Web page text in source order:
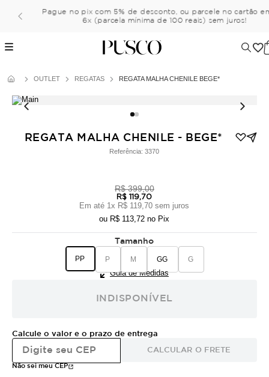
Pague no pix com 5% de desconto, ou parcele no cartão em
6x (parcela mínima de 100 reais) sem juros!
OUTLET REGATAS REGATA MALHA CHENILE BEGE*
REGATA MALHA CHENILE - BEGE*
Referência:3370
R$ 399,00
R$ 119,70
Em até 1x R$ 119,70 sem juros
ou R$ 113,72 no Pix
Tamanho
PP P M GG G
Guia de Medidas
INDISPONÍVEL
Calcule o valor e o prazo de entrega
CALCULAR O FRETE
Não sei meu CEP